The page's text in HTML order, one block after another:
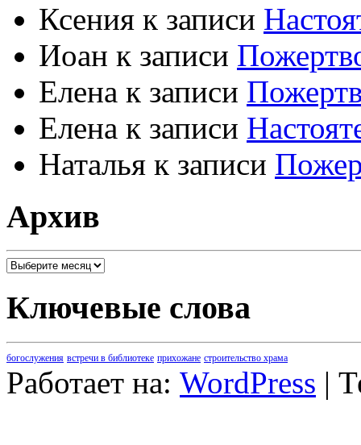
Ксения к записи
Иоан к записи
Елена к записи
Елена к записи
Наталья к записи
Архив
Архив
Ключевые слова
богослужения встречи в библиотеке прихожане строительство храма
Работает на: WordPress |